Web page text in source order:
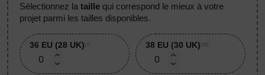
sélectionnez lataille qui correspond le mieux à votre
projet parmi les tailles disponibles.
36 EU (28 UK) (7) 38 EU (30 UK) (20)